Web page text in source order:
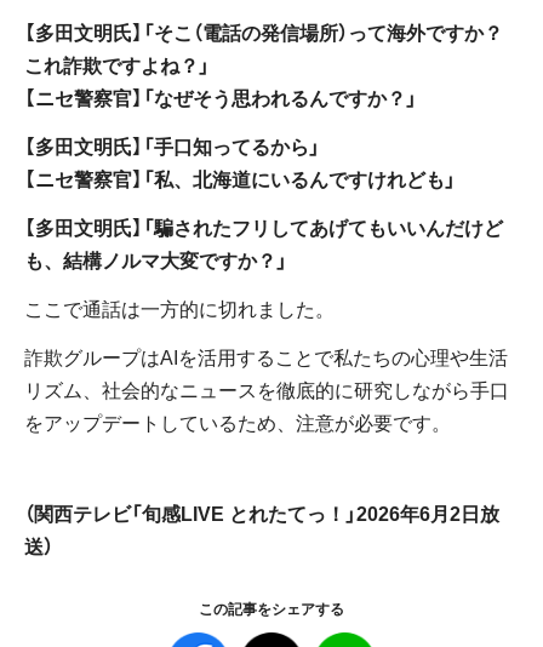
【多田文明氏】「そこ（電話の発信場所）って海外ですか？
これ詐欺ですよね？」
【ニセ警察官】「なぜそう思われるんですか？」
【多田文明氏】「手口知ってるから」
【ニセ警察官】「私、北海道にいるんですけれども」
【多田文明氏】「騙されたフリしてあげてもいいんだけど
も、結構ノルマ大変ですか？」
ここで通話は一方的に切れました。
詐欺グループはAIを活用することで私たちの心理や生活
リズム、社会的なニュースを徹底的に研究しながら手口
をアップデートしているため、注意が必要です。
（関西テレビ「旬感LIVE とれたてっ！」2026年6月2日放
送）
この記事をシェアする